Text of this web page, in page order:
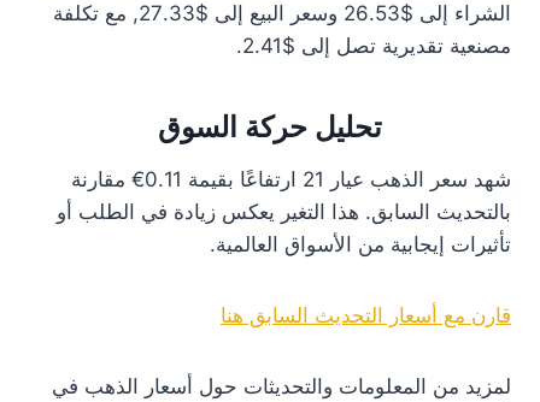
الشراء إلى $26.53 وسعر البيع إلى $27.33, مع تكلفة
مصنعية تقديرية تصل إلى $2.41.
تحليل حركة السوق
شهد سعر الذهب عيار 21 ارتفاعًا بقيمة 0.11€ مقارنة
بالتحديث السابق. هذا التغير يعكس زيادة في الطلب أو
تأثيرات إيجابية من الأسواق العالمية.
قارن مع أسعار التحديث السابق هنا
لمزيد من المعلومات والتحديثات حول أسعار الذهب في